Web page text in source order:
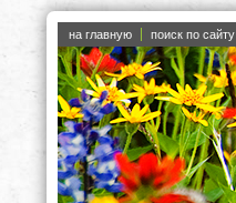
на главную поиск по сайту